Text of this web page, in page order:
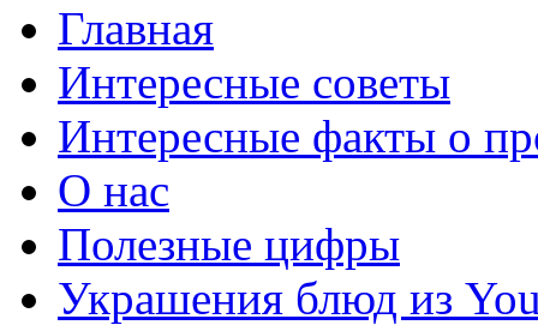
Главная
Интересные советы
Интересные факты о
О нас
Полезные цифры
Украшения блюд из